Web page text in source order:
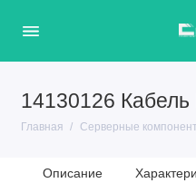
14130126 Кабель
Главная Серверные
Описание